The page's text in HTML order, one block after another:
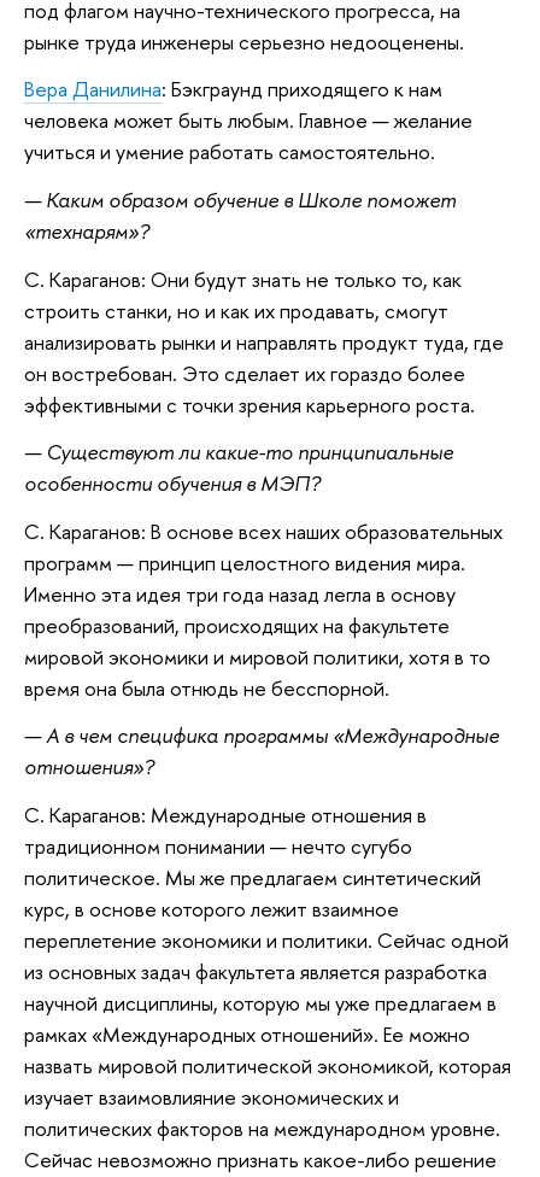
под флагом научно-технического прогресса, на
рынке труда инженеры серьезно недооценены.
Вера Данилина: Бэкграунд приходящего к нам
человека может быть любым. Главное — желание
учиться и умение работать самостоятельно.
— Каким образом обучение в Школе поможет
«технарям»?
С. Караганов: Они будут знать не только то, как
строить станки, но и как их продавать, смогут
анализировать рынки и направлять продукт туда, где
он востребован. Это сделает их гораздо более
эффективными с точки зрения карьерного роста.
— Существуют ли какие-то принципиальные
особенности обучения в МЭП?
С. Караганов: В основе всех наших образовательных
программ — принцип целостного видения мира.
Именно эта идея три года назад легла в основу
преобразований, происходящих на факультете
мировой экономики и мировой политики, хотя в то
время она была отнюдь не бесспорной.
— А в чем специфика программы «Международные
отношения»?
С. Караганов: Международные отношения в
традиционном понимании — нечто сугубо
политическое. Мы же предлагаем синтетический
курс, в основе которого лежит взаимное
переплетение экономики и политики. Сейчас одной
из основных задач факультета является разработка
научной дисциплины, которую мы уже предлагаем в
рамках «Международных отношений». Ее можно
назвать мировой политической экономикой, которая
изучает взаимовлияние экономических и
политических факторов на международном уровне.
Сейчас невозможно признать какое-либо решение